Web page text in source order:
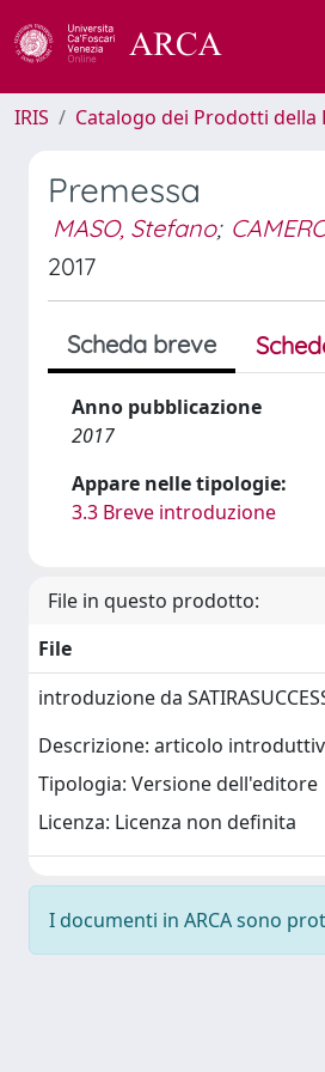
IRIS Catalogo dei Prodotti della
Premessa
MASO, Stefano;
2017
Scheda breve
Anno pubblicazione
2017
Appare nelle tipologie:
3.3 Breve introduzione
File in questo prodotto:
File
introduzione da
Descrizione: articolo
Tipologia: Versione dell'editore
Licenza: Licenza non definita
I documenti in ARCA sono